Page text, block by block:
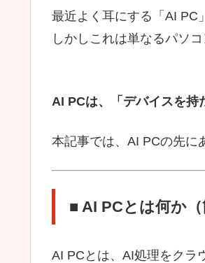
最近よく耳にする「AI PC
しかしこれは単なるパソ
AI PCは、「デバイスを持
本記事では、AI PCの先に
■ AI PCとは何か（
AI PCとは、AI処理をクラ